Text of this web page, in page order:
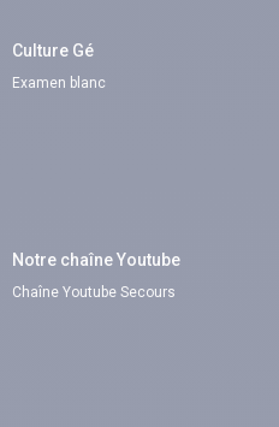
Culture Gé
Examen blanc
Notre chaîne Youtube
Chaîne Youtube Secours